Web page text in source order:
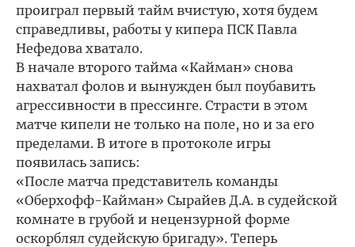
проиграл первый тайм вчистую, хотя будем
справедливы, работы у кипера ПСК Павла
Нефедова хватало.
В начале второго тайма «Кайман» снова
нахватал фолов и вынужден был поубавить
агрессивности в прессинге. Страсти в этом
матче кипели не только на поле, но и за его
пределами. В итоге в протоколе игры
появилась запись:
«После матча представитель команды
«Оберхофф-Кайман» Сырайев Д.А. в судейской
комнате в грубой и нецензурной форме
оскорблял судейскую бригаду». Теперь